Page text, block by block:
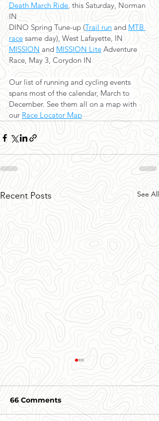
Death March Ride, this Saturday, Norman
IN
DINO Spring Tune-up (Trail run and MTB
race same day), West Lafayette, IN
MISSION and MISSION Lite Adventure
Race, May 3, Corydon IN
Our list of running and cycling events
spans most of the calendar, March to
December. See them all on a map with
our Race Locator Map
Recent Posts See All
66 Comments